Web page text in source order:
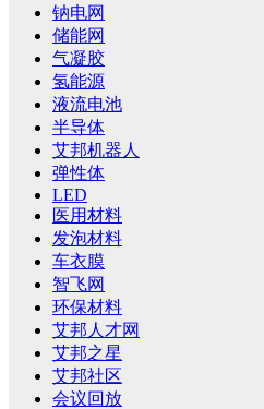
钠电网
储能网
气凝胶
氢能源
液流电池
半导体
艾邦机器人
弹性体
LED
医用材料
发泡材料
车衣膜
智飞网
环保材料
艾邦人才网
艾邦之星
艾邦社区
会议回放